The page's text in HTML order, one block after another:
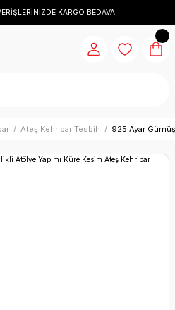
KARGO BEDAVA!
Ateş Kehribar Tesbih 925 Ayar